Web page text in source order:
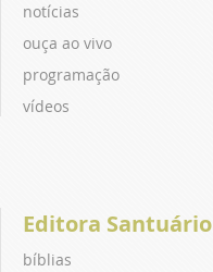
notícias
ouça ao vivo
programação
vídeos
Editora Santuário
bíblias